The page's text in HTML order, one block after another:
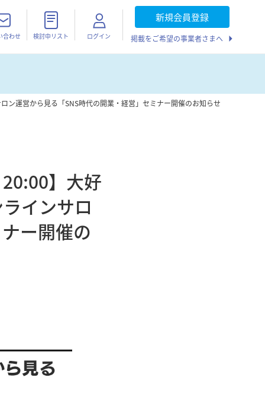
合わせ 検討中リスト ログイン
新規会員登録
掲載をご希望の事業者さまへ
ン運営から見る「SNS時代の開業・経営」セミナー開催のお知らせ
】大好
インサロ
ー開催の